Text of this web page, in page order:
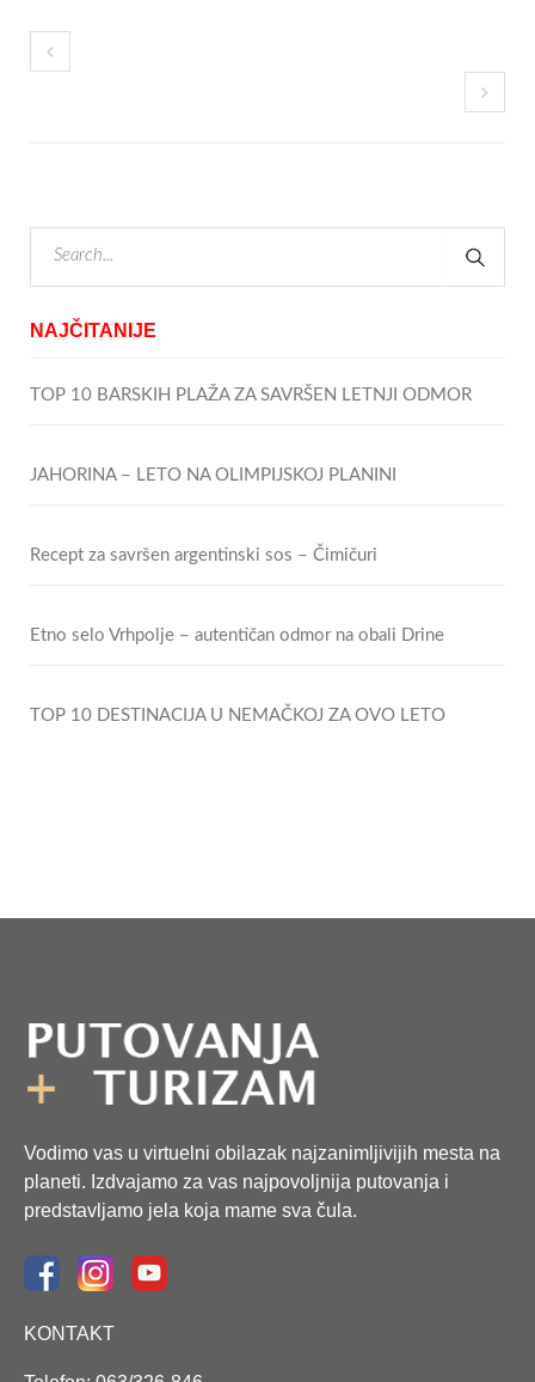
NAJČITANIJE
TOP 10 BARSKIH PLAŽA ZA SAVRŠEN LETNJI ODMOR
JAHORINA – LETO NA OLIMPIJSKOJ PLANINI
Recept za savršen argentinski sos – Čimičuri
Etno selo Vrhpolje – autentičan odmor na obali Drine
TOP 10 DESTINACIJA U NEMAČKOJ ZA OVO LETO
Vodimo vas u virtuelni obilazak najzanimljivijih mesta na
planeti. Izdvajamo za vas najpovoljnija putovanja i
predstavljamo jela koja mame sva čula.
KONTAKT